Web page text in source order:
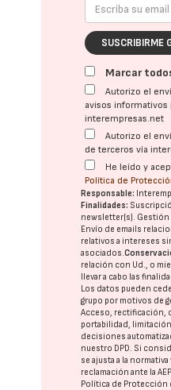
SUSCRIBIRME
Marcar
Autorizo el
avisos informativos
interempresas.net
Autorizo el
de terceros vía
He leído y
Política de
Responsable:
Finalidades:
newsletter(s). Gestión
Envío de emails
relativos a intereses
asociados.
relación con Ud., o
llevar a cabo las
Los datos pueden
grupo por motivos de
Acceso, rectificación,
portabilidad,
decisiones
nuestro DPD. Si
se ajusta a la
reclamación ante la
Política de Protección